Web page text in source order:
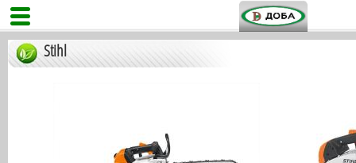
Stihl